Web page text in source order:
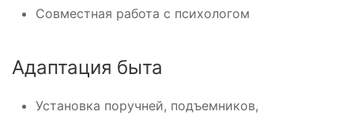
Совместная работа с психологом
Адаптация быта
Установка поручней, подъемников,